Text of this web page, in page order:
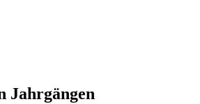
Jahrgängen